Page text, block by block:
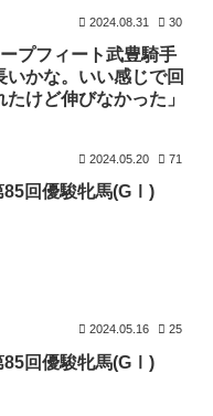
2024.08.31 30
プフィート武豊騎手
いかな。いい感じで回
たけど伸びなかった」
2024.05.20 71
85回優駿牝馬(GⅠ)
2024.05.16 25
85回優駿牝馬(GⅠ)